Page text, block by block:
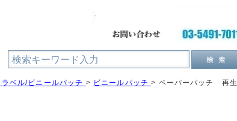
ベル/ビニールパッチ > ビニールパッチ > ペーパーパッチ 再生